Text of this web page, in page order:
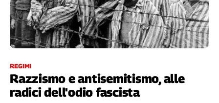
Diritti
Welfare
Italia
Internazionale
Categorie
Filcams
REGIMI
Razzismo e antisemitismo, alle
radici dell'odio fascista